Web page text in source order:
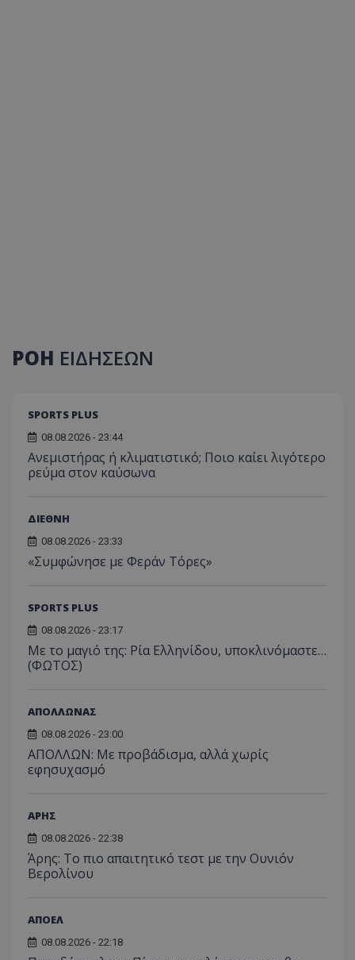
ΡΟΗ ΕΙΔΗΣΕΩΝ
SPORTS PLUS
08.08.2026 - 23:44
Ανεμιστήρας ή κλιματιστικό; Ποιο καίει λιγότερο
ρεύμα στον καύσωνα
ΔΙΕΘΝΗ
08.08.2026 - 23:33
«Συμφώνησε με Φεράν Τόρες»
SPORTS PLUS
08.08.2026 - 23:17
Με το μαγιό της: Ρία Ελληνίδου, υποκλινόμαστε…
(ΦΩΤΟΣ)
ΑΠΟΛΛΩΝΑΣ
08.08.2026 - 23:00
ΑΠΟΛΛΩΝ: Με προβάδισμα, αλλά χωρίς
εφησυχασμό
ΑΡΗΣ
08.08.2026 - 22:38
Άρης: Το πιο απαιτητικό τεστ με την Ουνιόν
Βερολίνου
ΑΠΟΕΛ
08.08.2026 - 22:18